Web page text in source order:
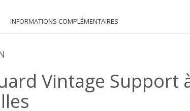
INFORMATIONS COMPLÉMENTAIRES
Vintage Support